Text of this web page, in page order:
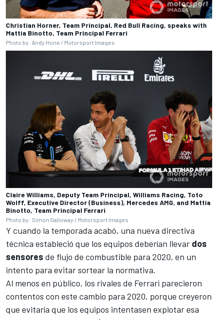
Christian Horner, Team Principal, Red Bull Racing, speaks with
Mattia Binotto, Team Principal Ferrari
Photo by: Andy Hone / Motorsport Images
Claire Williams, Deputy Team Principal, Williams Racing, Toto
Wolff, Executive Director (Business), Mercedes AMG, and Mattia
Binotto, Team Principal Ferrari
Photo by: Simon Galloway / Motorsport Images
Y cuando la temporada acabó, una nueva directiva
técnica estableció que los equipos deberían llevar dos
sensores de flujo de combustible para 2020, en un
intento para evitar sortear la normativa.
Al menos en público, los rivales de Ferrari parecieron
contentos con este cambio para 2020, porque creyeron
que evitaría que los equipos intentasen explotar esa